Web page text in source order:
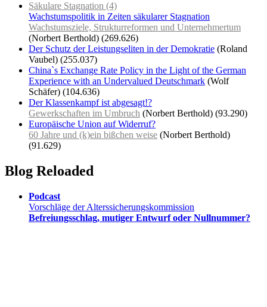
Säkulare Stagnation (4)
Wachstumspolitik in Zeiten säkularer Stagnation
Wachstumsziele, Strukturreformen und Unternehmertum
(Norbert Berthold) (269.626)
Der Schutz der Leistungseliten in der Demokratie (Roland
Vaubel) (255.037)
China`s Exchange Rate Policy in the Light of the German
Experience with an Undervalued Deutschmark (Wolf
Schäfer) (104.636)
Der Klassenkampf ist abgesagt!?
Gewerkschaften im Umbruch (Norbert Berthold) (93.290)
Europäische Union auf Widerruf?
60 Jahre und (k)ein bißchen weise (Norbert Berthold)
(91.629)
Blog Reloaded
Podcast
Vorschläge der Alterssicherungskommission
Befreiungsschlag, mutiger Entwurf oder Nullnummer?